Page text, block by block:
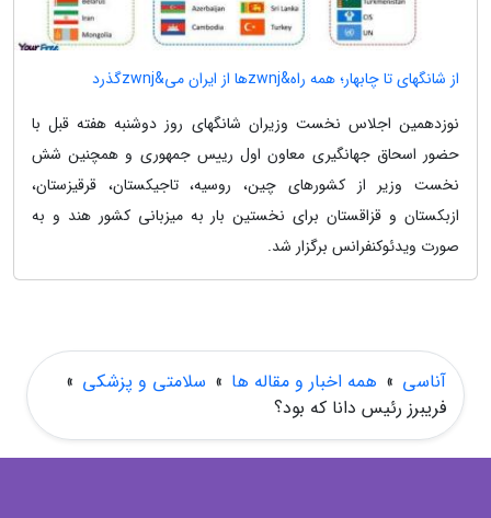
از شانگهای تا چابهار؛ همه راه&zwnjها از ایران می&zwnjگذرد
نوزدهمین اجلاس نخست وزیران شانگهای روز دوشنبه هفته قبل با
حضور اسحاق جهانگیری معاون اول رییس جمهوری و همچنین شش
نخست وزیر از کشورهای چین، روسیه، تاجیکستان، قرقیزستان،
ازبکستان و قزاقستان برای نخستین بار به میزبانی کشور هند و به
صورت ویدئوکنفرانس برگزار شد.
آناسی » همه اخبار و مقاله ها » سلامتی و پزشکی »
فریبرز رئیس دانا که بود؟